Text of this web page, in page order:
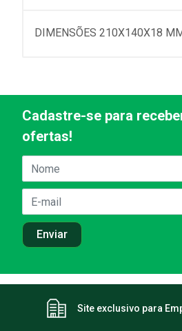
DIMENSÕES 210X140X18
Cadastre-se para
ofertas!
Site exclusivo para